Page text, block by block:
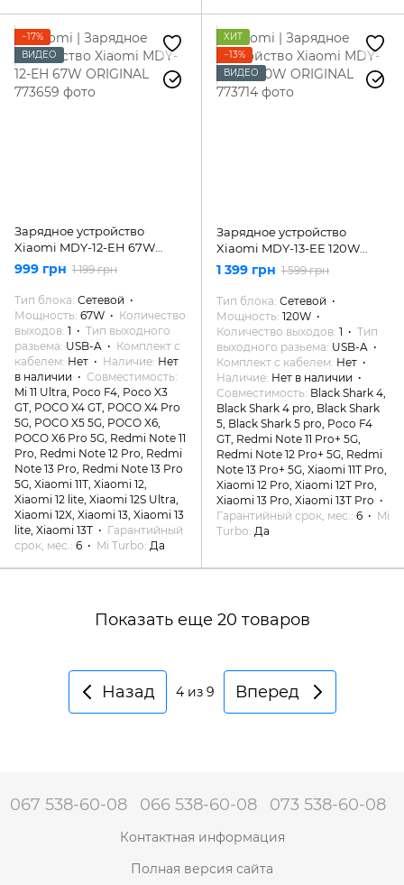
−17%
ВИДЕО
Зарядное устройство
Xiaomi MDY-12-EH 67W
ORIGINAL
999 грн 1 199 грн
Тип блока Сетевой
Мощность 67W
Количество
выходов 1
Тип выходного
разьема USB-A
Комплект с
кабелем Нет Наличие Нет
в наличии
Совместимость
Mi 11 Ultra, Poco F4, Poco X3
GT, POCO X4 GT, POCO X4 Pro
5G, POCO X5 5G, POCO X6,
POCO X6 Pro 5G, Redmi Note 11
Pro, Redmi Note 12 Pro, Redmi
Note 13 Pro, Redmi Note 13 Pro
5G, Xiaomi 11T, Xiaomi 12,
Xiaomi 12 lite, Xiaomi 12S Ultra,
Xiaomi 12X, Xiaomi 13, Xiaomi 13
lite, Xiaomi 13T
Гарантийный
срок, мес. 6 Mi Turbo Да
ХИТ
−13%
ВИДЕО
Зарядное устройство
Xiaomi MDY-13-EE 120W
ORIGINAL
1 399 грн 1 599 грн
Тип блока Сетевой
Мощность 120W
Количество выходов 1
Тип
выходного разьема USB-A
Комплект с кабелем Нет
Наличие Нет в наличии
Совместимость Black Shark 4,
Black Shark 4 pro, Black Shark
5, Black Shark 5 pro, Poco F4
GT, Redmi Note 11 Pro+ 5G,
Redmi Note 12 Pro+ 5G, Redmi
Note 13 Pro+ 5G, Xiaomi 11T Pro,
Xiaomi 12 Pro, Xiaomi 12T Pro,
Xiaomi 13 Pro, Xiaomi 13T Pro
Гарантийный срок, мес. 6
Mi
Turbo Да
Показать еще 20 товаров
Назад 4из 9 Вперед
067 538-60-08 066 538-60-08 073 538-60-08
Контактная информация
Полная версия сайта